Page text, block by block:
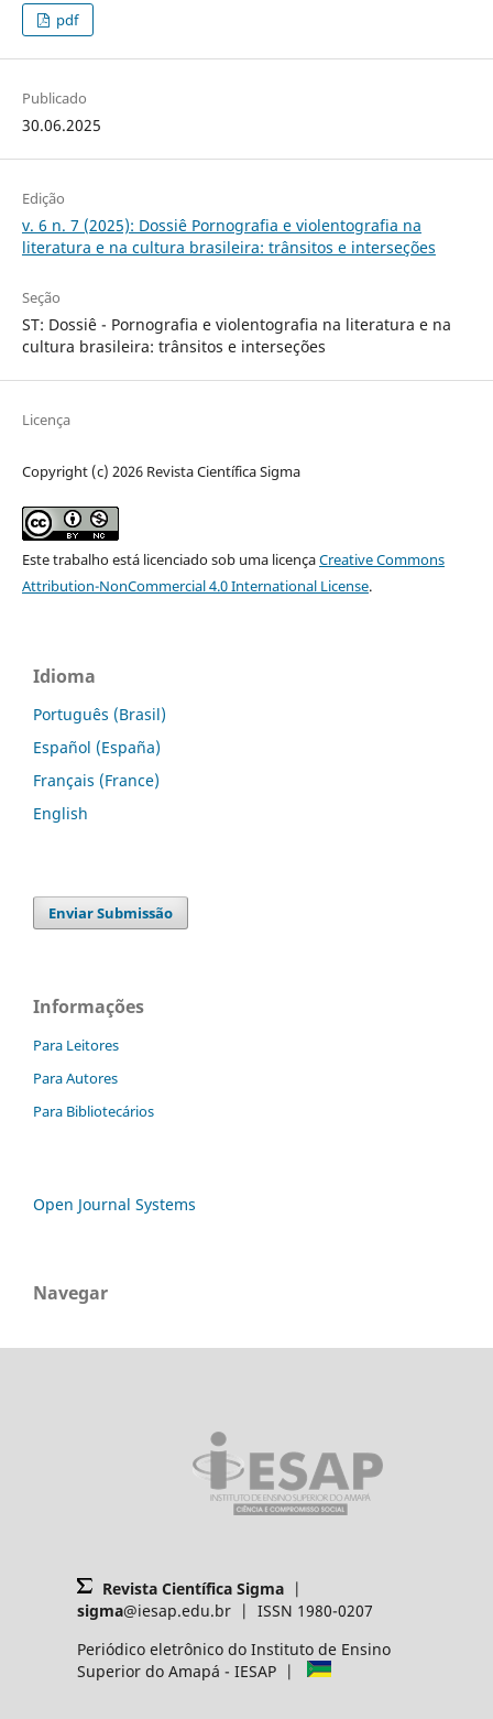
pdf
Publicado
30.06.2025
Edição
v. 6 n. 7 (2025): Dossiê Pornografia e violentografia na
literatura e na cultura brasileira: trânsitos e interseções
Seção
ST: Dossiê - Pornografia e violentografia na literatura e na
cultura brasileira: trânsitos e interseções
Licença
Copyright (c) 2026 Revista Científica Sigma
Este trabalho está licenciado sob uma licençaCreative Commons
Attribution-NonCommercial 4.0 International License.
Idioma
Português (Brasil)
Español (España)
Français (France)
English
Enviar Submissão
Informações
Para Leitores
Para Autores
Para Bibliotecários
Open Journal Systems
Navegar
Revista Científica Sigma|
sigma@iesap.edu.br | ISSN 1980-0207
Periódico eletrônico do Instituto de Ensino
Superior do Amapá - IESAP |